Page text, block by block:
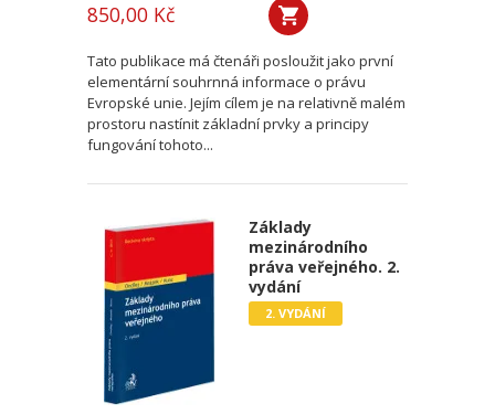
850,00 Kč
Tato publikace má čtenáři posloužit jako první
elementární souhrnná informace o právu
Evropské unie. Jejím cílem je na relativně malém
prostoru nastínit základní prvky a principy
fungování tohoto...
Základy
mezinárodního
práva veřejného. 2.
vydání
2. VYDÁNÍ